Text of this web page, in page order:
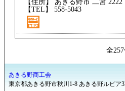
【TEL】 558-5043
全
あきる野商工会
東京都あきる野市秋川1-8 あきる野ルピア